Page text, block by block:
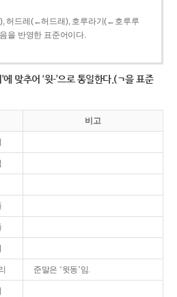
허드레(←허드래), 호루라기(←호루루
을 반영한 표준어이다.
’에 맞추어 ‘윗-’으로 통일한다.(ㄱ을 표준
비고
준말은 ‘윗동’임.